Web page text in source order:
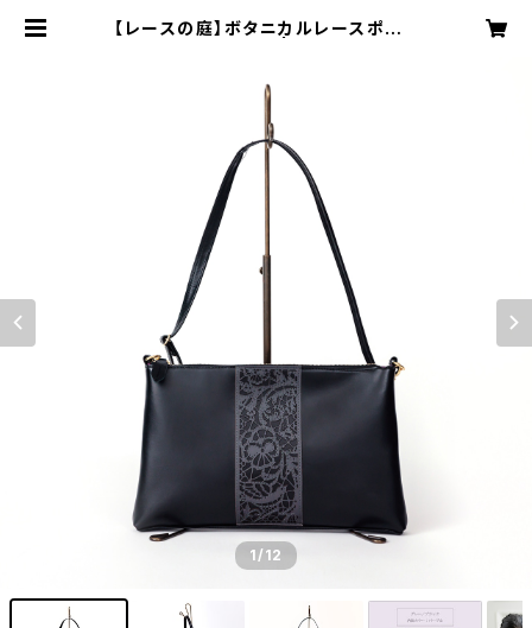
【レースの庭】ボタニカルレースポシェ
1/12